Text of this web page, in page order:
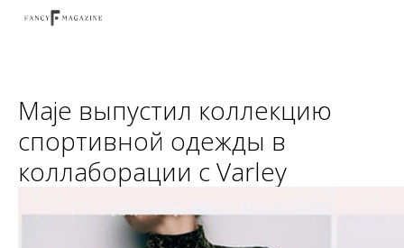
Maje выпустил коллекцию
спортивной одежды в
коллаборации с Varley